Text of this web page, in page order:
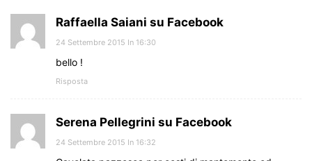
Raffaella Saiani su Facebook
24 Settembre 2015 In 16:30
bello !
Risposta
Serena Pellegrini su Facebook
24 Settembre 2015 In 16:32